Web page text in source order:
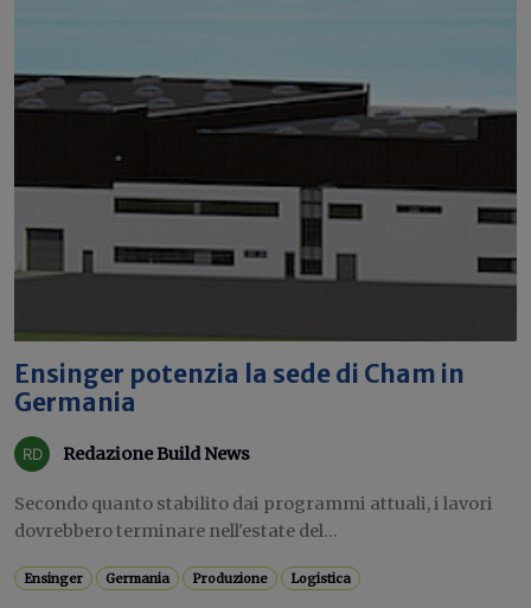
Ensinger potenzia la sede di Cham in
Germania
Redazione Build News
Secondo quanto stabilito dai programmi attuali, i lavori
dovrebbero terminare nell'estate del...
Ensinger Germania Produzione Logistica